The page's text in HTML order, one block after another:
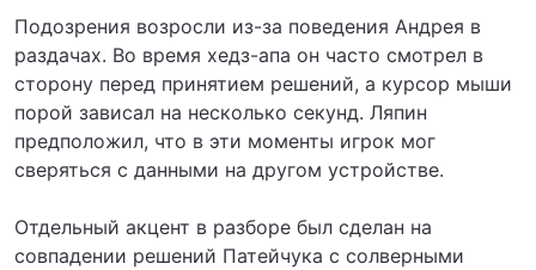
Подозрения возросли из-за поведения Андрея в
раздачах. Во время хедз-апа он часто смотрел в
сторону перед принятием решений, а курсор мыши
порой зависал на несколько секунд. Ляпин
предположил, что в эти моменты игрок мог
сверяться с данными на другом устройстве.
Отдельный акцент в разборе был сделан на
совпадении решений Патейчука с солверными